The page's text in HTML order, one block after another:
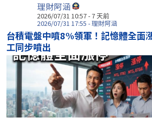
理財阿涵
2026/07/31 10:57 - 7 天前
2026/07/31 17:55 - 理財阿涵
台積電盤中噴8%領軍！記憶體全面
工同步噴出